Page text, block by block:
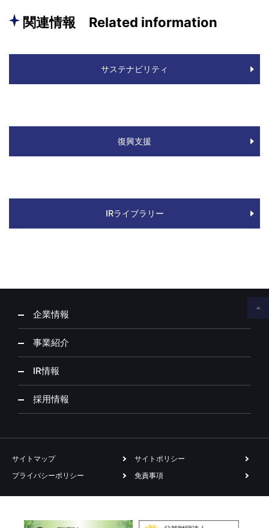
関連情報 Related information
サステナビリティ
復興支援
IRライブラリー
企業情報
事業紹介
IR情報
採用情報
サイトマップ
サイトポリシー
プライバシーポリシー
免責事項